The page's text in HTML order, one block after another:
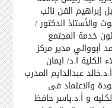
إبراهيم القن نائب
والأستاذ الدكتور /
خدمة المجتمع
أبووالي مدير مركز
الكلية ا.د/ ايمان
عبدالدايم المدرب
والاعتماد فى
و أ.د.ياسر حافظ